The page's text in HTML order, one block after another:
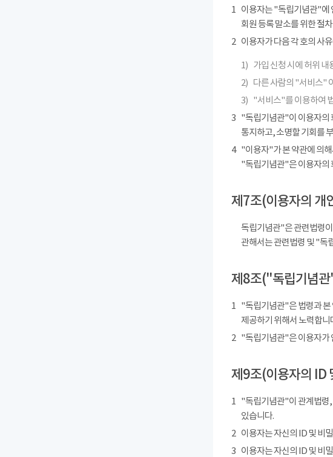
1 이용자는 "독립기념관"에
회원 등록 말소를 위한 절
2 이용자가 다음 각 호의 사
1) 가입 신청 시에 허위 내
2) 다른 사람의 "서비스"
3) "서비스"를 이용하여
3 "독립기념관"이 이용자의
통지하고, 소명할 기회를
4
"이용자"가 본 약관에 의
"독립기념관"은 이용자의
제7조(이용자의 개
독립기념관"은 관련법령
관해서는 관련법령 및 "독
제8조("독립기념
1 "독립기념관"은 법령과 본
제공하기 위해서 노력합니
2 "독립기념관"은 이용자가
제9조(이용자의 ID
1 "독립기념관"이 관계법령,
있습니다.
2 이용자는 자신의 ID 및 비
3 이용자는 자신의 ID 및 비